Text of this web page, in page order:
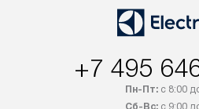
со статусом «В наличии» могут
быть отправлены покупателю
интересен товар «Под заказ»,
приобретения с менеджером
+7 495
Пн-Пт:с 8:00
Сб-Вс:с 9:00